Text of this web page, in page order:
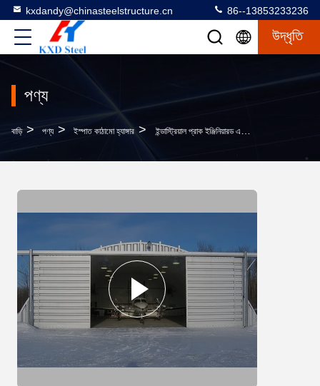
kxdandy@chinasteelstructure.cn 86--13853233236
উদ্ধৃতি
পণ্য
বাড়ি > পণ্য > ইস্পাত কাঠামো হ্যাঙ্গার > ইন্ডাস্ট্রিয়াল প্রাক ইঞ্জিনিয়ারড এয়ারক্রাফট হ্যাঙ্গার H Beam Steel Airplane Hangar With Door